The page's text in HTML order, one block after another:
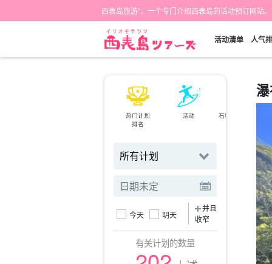
西表岛旅游"，一个专门介绍西表岛的活动预订网站。
活动清单 人气
热门计划
排名
活动
石垣岛⇄西表岛
今天 明天
并且
收窄
有关计划的数量